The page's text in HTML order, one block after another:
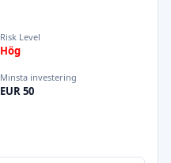
Risk Level
Hög
Minsta investering
EUR 50